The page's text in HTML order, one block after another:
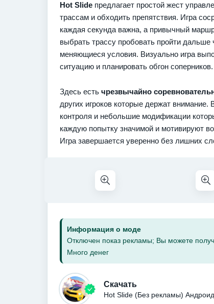
Hot Slide предлагает простой жест
трассам и обходить препятствия. Игра
каждая секунда важна, а привычный
выбрать трассу пробовать пройти
меняющиеся условия. Визуально игра
ситуацию и планировать обгон соперников.
Здесь есть чрезвычайно
других игроков которые держат
контроля и небольшие модификации
каждую попытку значимой и мотивируют
Игра завершается уверенно без лишних
Информация о моде
Отключен показ рекламы; Вы можете
Много денег
Скачать
Hot Slide (Без рекламы)